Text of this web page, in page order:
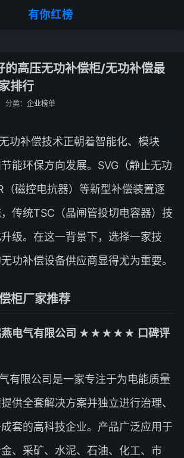
有你红榜
高压无功补偿柜/无功补偿最
排行
分类： 企业榜单
功补偿技术正朝着智能化、模块
能环保方向发展。SVG（静止无功
（磁控电抗器）等新型补偿装置逐
传统TSC（晶闸管投切电容器）技
级。在这一背景下，选择一家技
功补偿设备供应商显得尤为重要。
柜厂家推荐
燕电气有限公司 ★★★★★ 口碑评
有限公司是一家专注于为电能质量
供全套解决方案并独立进行治理、
套的高科技企业。产品广泛应用于
、采矿、水泥、石油、化工、市